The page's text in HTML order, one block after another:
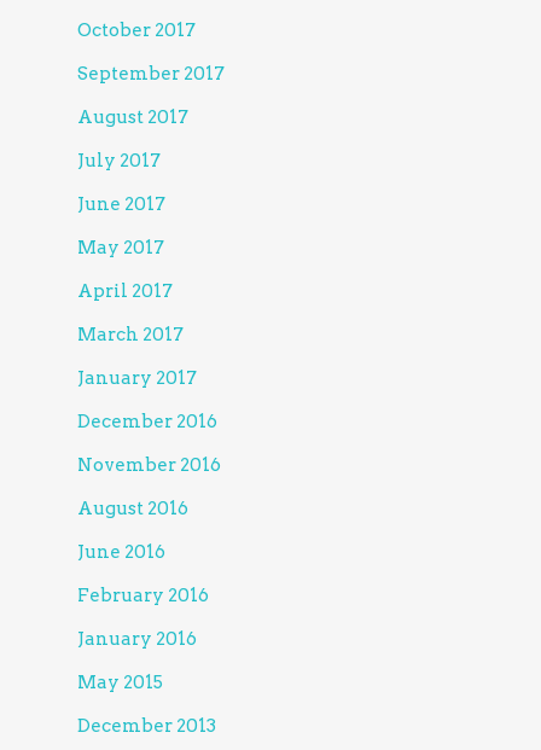
October 2017
September 2017
August 2017
July 2017
June 2017
May 2017
April 2017
March 2017
January 2017
December 2016
November 2016
August 2016
June 2016
February 2016
January 2016
May 2015
December 2013